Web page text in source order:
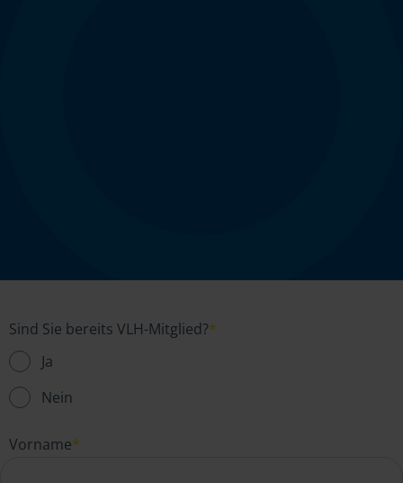
Sind Sie bereits VLH-Mitglied?*
Ja
Nein
Vorname*